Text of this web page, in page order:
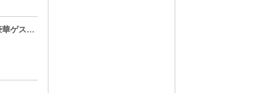
『イ・スンギのチプサ​ブイルチェ～師匠に弟子入り』『覆面歌王』​豪華ゲスト続々登場！